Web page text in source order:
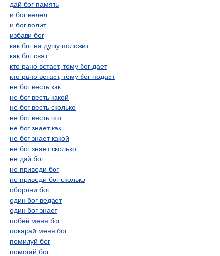
дай бог память
и бог велел
и бог велит
избави бог
как бог на душу положит
как бог свят
кто рано встает, тому бог дает
кто рано встает, тому бог подает
не бог весть как
не бог весть какой
не бог весть сколько
не бог весть что
не бог знает как
не бог знает какой
не бог знает сколько
не дай бог
не приведи бог
не приведи бог сколько
оборони бог
один бог ведает
один бог знает
побей меня бог
покарай меня бог
помилуй бог
помогай бог